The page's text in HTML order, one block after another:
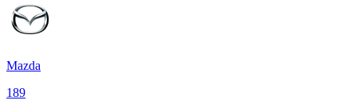
Mazda
189